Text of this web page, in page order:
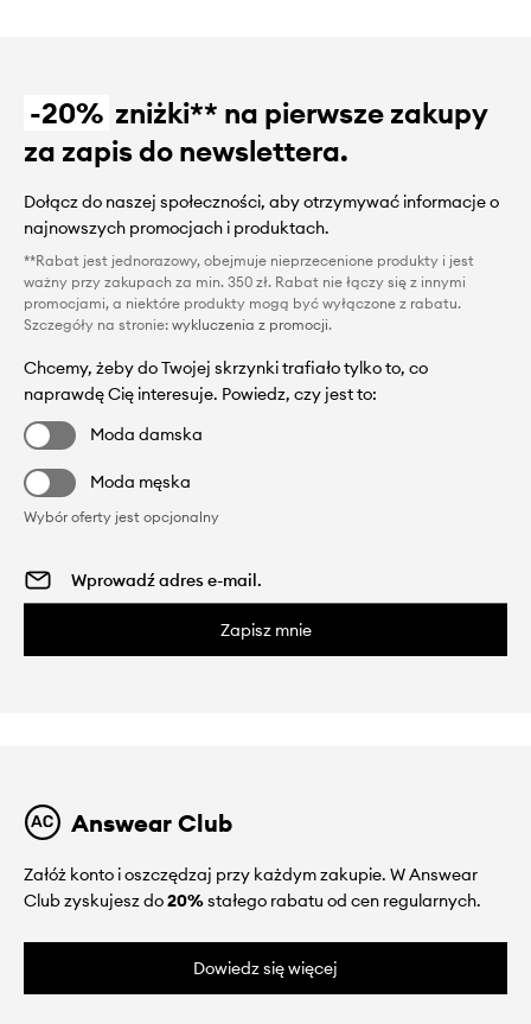
-20% zniżki** na pierwsze zakupy
za zapis do newslettera.
Dołącz do naszej społeczności, aby otrzymywać informacje o
najnowszych promocjach i produktach.
**Rabat jest jednorazowy, obejmuje nieprzecenione produkty i jest
ważny przy zakupach za min. 350 zł. Rabat nie łączy się z innymi
promocjami, a niektóre produkty mogą być wyłączone z rabatu.
Szczegóły na stronie: wykluczenia z promocji.
Chcemy, żeby do Twojej skrzynki trafiało tylko to, co
naprawdę Cię interesuje. Powiedz, czy jest to:
Moda damska
Moda męska
Wybór oferty jest opcjonalny
Zapisz mnie
Answear Club
Załóż konto i oszczędzaj przy każdym zakupie. W Answear
Club zyskujesz do20%stałego rabatu od cen regularnych.
Dowiedz się więcej